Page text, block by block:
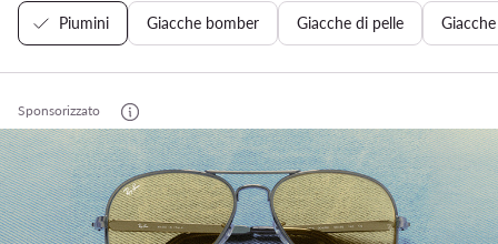
Piumini Giacche bomber Giacche di pelle
Sponsorizzato